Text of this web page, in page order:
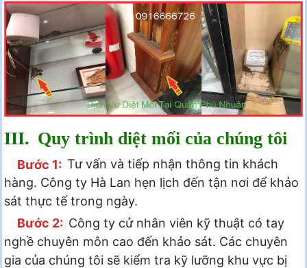
III. Quy trình diệt mối của chúng tôi
Bước 1: Tư vấn và tiếp nhận thông tin khách
hàng. Công ty Hà Lan hẹn lịch đến tận nơi để khảo
sát thực tế trong ngày.
Bước 2: Công ty cử nhân viên kỹ thuật có tay
nghề chuyên môn cao đến khảo sát. Các chuyên
gia của chúng tôi sẽ kiểm tra kỹ lưỡng khu vực bị